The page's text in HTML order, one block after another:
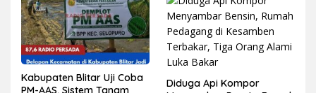
Kabupaten Blitar Uji Coba
PM-AAS, Sistem Tanam
Diduga Api Kompor